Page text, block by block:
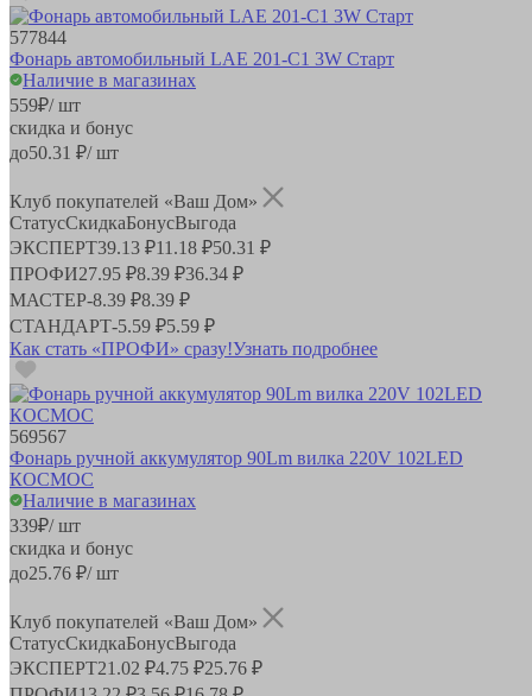
577844
Фонарь автомобильный LAE 201-C1 3W Старт
Наличие в магазинах
559₽/ шт
скидка и бонус
до50.31 ₽/ шт
Клуб покупателей «Ваш Дом»
СтатусСкидкаБонусВыгода
ЭКСПЕРТ39.13 ₽11.18 ₽50.31 ₽
ПРОФИ27.95 ₽8.39 ₽36.34 ₽
МАСТЕР-8.39 ₽8.39 ₽
СТАНДАРТ-5.59 ₽5.59 ₽
Как стать «ПРОФИ» сразу!Узнать подробнее
569567
Фонарь ручной аккумулятор 90Lm вилка 220V 102LED
КОСМОС
Наличие в магазинах
339₽/ шт
скидка и бонус
до25.76 ₽/ шт
Клуб покупателей «Ваш Дом»
СтатусСкидкаБонусВыгода
ЭКСПЕРТ21.02 ₽4.75 ₽25.76 ₽